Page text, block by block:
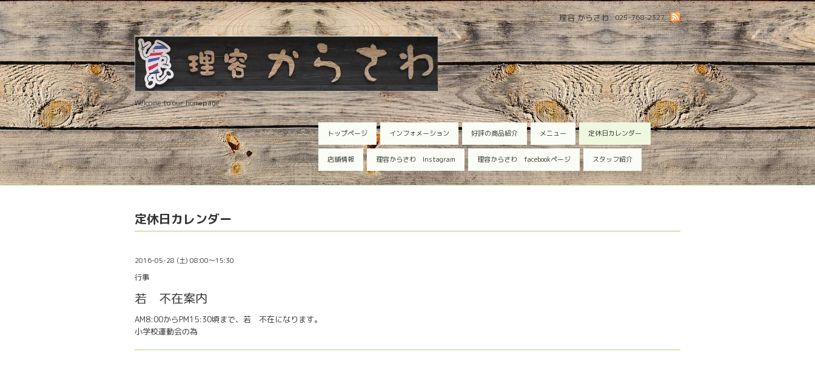
025-768-2327
理容 からさわ
Welcome to our homepage
トップページ インフォメーション 好評の商品紹介 メニュー 定休日カレンダー
店舗情報 理容からさわ Instagram 理容からさわ facebookページ スタッフ紹介
定休日カレンダー
2016-05-28 (土) 08:00～15:30
行事
若 不在案内
AM8:00からPM15:30頃まで、若 不在になります。
小学校運動会の為